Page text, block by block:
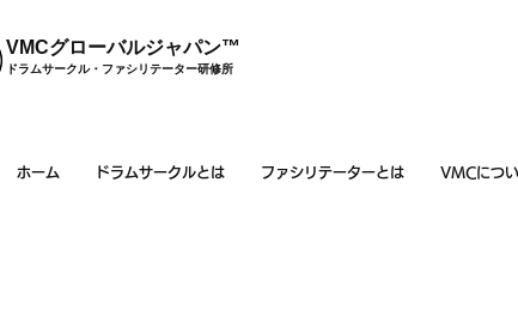
VMCグローバルジャパン™
ドラムサークル・ファシリテーター研修所
ホーム ドラムサークルとは ファシリテーターとは VMCにつ